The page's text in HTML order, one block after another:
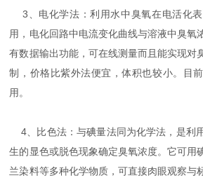
3、电化学法：利用水中臭氧在电活化
用，电化回路中电流变化曲线与溶液中臭氧
有数据输出功能，可在线测量而且能实现对
制，价格比紫外法便宜，体积也较小。目
用。
4、比色法：与碘量法同为化学法，是利
生的显色或脱色现象确定臭氧浓度。它可用
兰染料等多种化学物质，可直接肉眼观察与